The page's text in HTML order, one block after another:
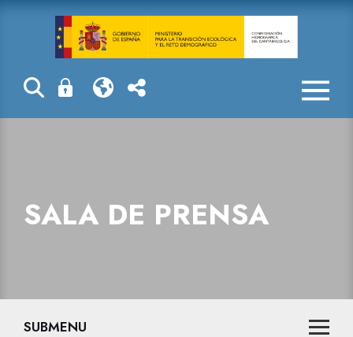
Sala de prensa
SALA DE PRENSA
SUBMENU